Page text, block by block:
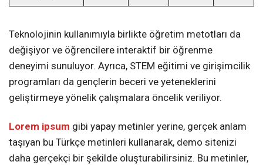
Teknolojinin kullanımıyla birlikte öğretim metotları da
değişiyor ve öğrencilere interaktif bir öğrenme
deneyimi sunuluyor. Ayrıca, STEM eğitimi ve girişimcilik
programları da gençlerin beceri ve yeteneklerini
geliştirmeye yönelik çalışmalara öncelik veriliyor.
Lorem ipsum gibi yapay metinler yerine, gerçek anlam
taşıyan bu Türkçe metinleri kullanarak, demo sitenizi
daha gerçekçi bir şekilde oluşturabilirsiniz. Bu metinler,